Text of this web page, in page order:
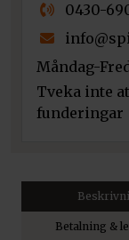
0430-
Måndag-
Tveka inte
funderingar
Betalning &